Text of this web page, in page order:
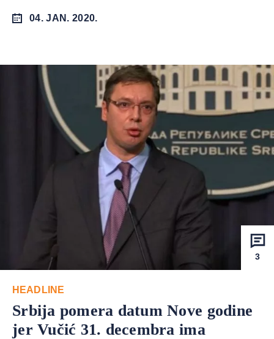
04. JAN. 2020.
3
HEADLINE
Srbija pomera datum Nove godine
jer Vučić 31. decembra ima